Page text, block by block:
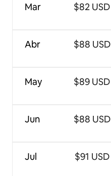
Mar
Abr
May
Jun
Jul
$82 USD
$88 USD
$89 USD
$88 USD
$91 USD